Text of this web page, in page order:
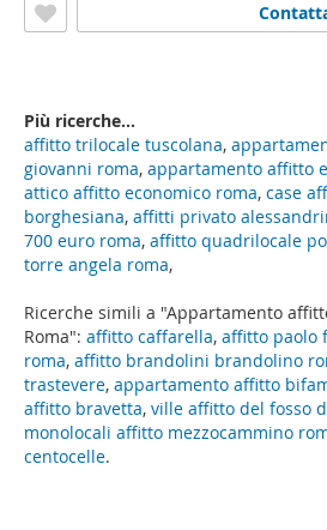
Ricerche simili a "Appartamento
Roma": affitto caffarella, affitto paolo
roma, affitto brandolini brandolino
trastevere, appartamento affitto
affitto bravetta, ville affitto del fosso
monolocali affitto mezzocammino
centocelle.
Più ricerche...
affitto trilocale tuscolana,
giovanni roma, appartamento affitto
attico affitto economico roma, case
borghesiana, affitti privato
700 euro roma, affitto quadrilocale
torre angela roma,